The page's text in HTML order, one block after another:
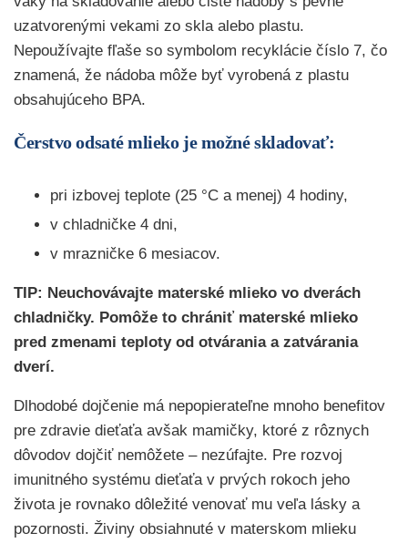
uzatvorenými vekami zo skla alebo plastu.
Nepoužívajte fľaše so symbolom recyklácie číslo 7, čo
znamená, že nádoba môže byť vyrobená z plastu
obsahujúceho BPA.
Čerstvo odsaté mlieko je možné skladovať:
pri izbovej teplote (25 °C a menej) 4 hodiny,
v chladničke 4 dni,
v mrazničke 6 mesiacov.
TIP: Neuchovávajte materské mlieko vo dverách
chladničky. Pomôže to chrániť materské mlieko
pred zmenami teploty od otvárania a zatvárania
dverí.
Dlhodobé dojčenie má nepopierateľne mnoho benefitov
pre zdravie dieťaťa avšak mamičky, ktoré z rôznych
dôvodov dojčiť nemôžete – nezúfajte. Pre rozvoj
imunitného systému dieťaťa v prvých rokoch jeho
života je rovnako dôležité venovať mu veľa lásky a
pozornosti. Živiny obsiahnuté v materskom mlieku